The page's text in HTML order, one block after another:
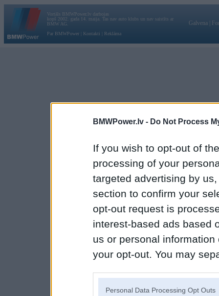
BMWPower.lv - Do Not Process
If you wish to opt-out of
processing of your
targeted advertising by
section to confirm your
opt-out request is
interest-based ads based
us or personal
your opt-out. You may
Personal Data Processing Opt Outs
Vortāls BMWPower.lv darbojas
kopš 2002. gada 14. maija. Tas nav auto klubs un nav saistīts ar
BMW AG.
Par BMWPower
Kontakti Reklāma
Galvena